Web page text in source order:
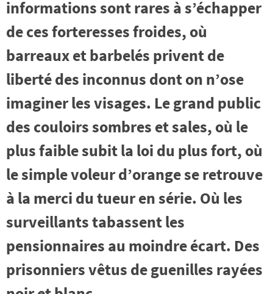
informations sont rares à s’échapper
de ces forteresses froides, où
barreaux et barbelés privent de
liberté des inconnus dont on n’ose
imaginer les visages. Le grand public
des couloirs sombres et sales, où le
plus faible subit la loi du plus fort, où
le simple voleur d’orange se retrouve
à la merci du tueur en série. Où les
surveillants tabassent les
pensionnaires au moindre écart. Des
prisonniers vêtus de guenilles rayées